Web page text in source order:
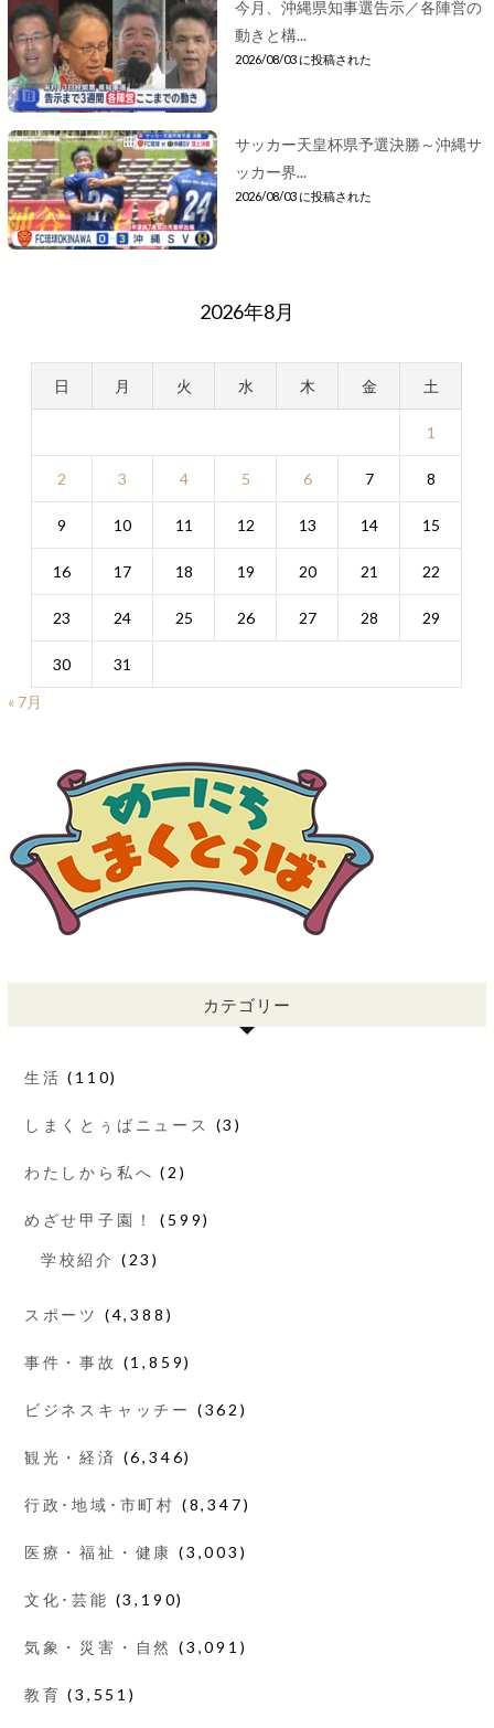
今月、沖縄県知事選告示／各陣営の
動きと構...
2026/08/03 に投稿された
サッカー天皇杯県予選決勝～沖縄サ
ッカー界...
2026/08/03 に投稿された
2026年8月
日 月 火 水 木 金 土
1
2 3 4 5 6 7 8
9 10 11 12 13 14 15
16 17 18 19 20 21 22
23 24 25 26 27 28 29
30
31
« 7月
カテゴリー
生活 (110)
しまくとぅばニュース (3)
わたしから私へ (2)
めざせ甲子園！ (599)
学校紹介 (23)
スポーツ (4,388)
事件・事故 (1,859)
ビジネスキャッチー (362)
観光・経済 (6,346)
行政･地域･市町村 (8,347)
医療・福祉・健康 (3,003)
文化･芸能 (3,190)
気象・災害・自然 (3,091)
教育 (3,551)